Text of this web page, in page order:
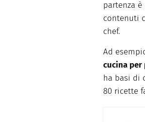
partenza
contenuti
chef.
Ad
cucina
ha basi di
80 ricette